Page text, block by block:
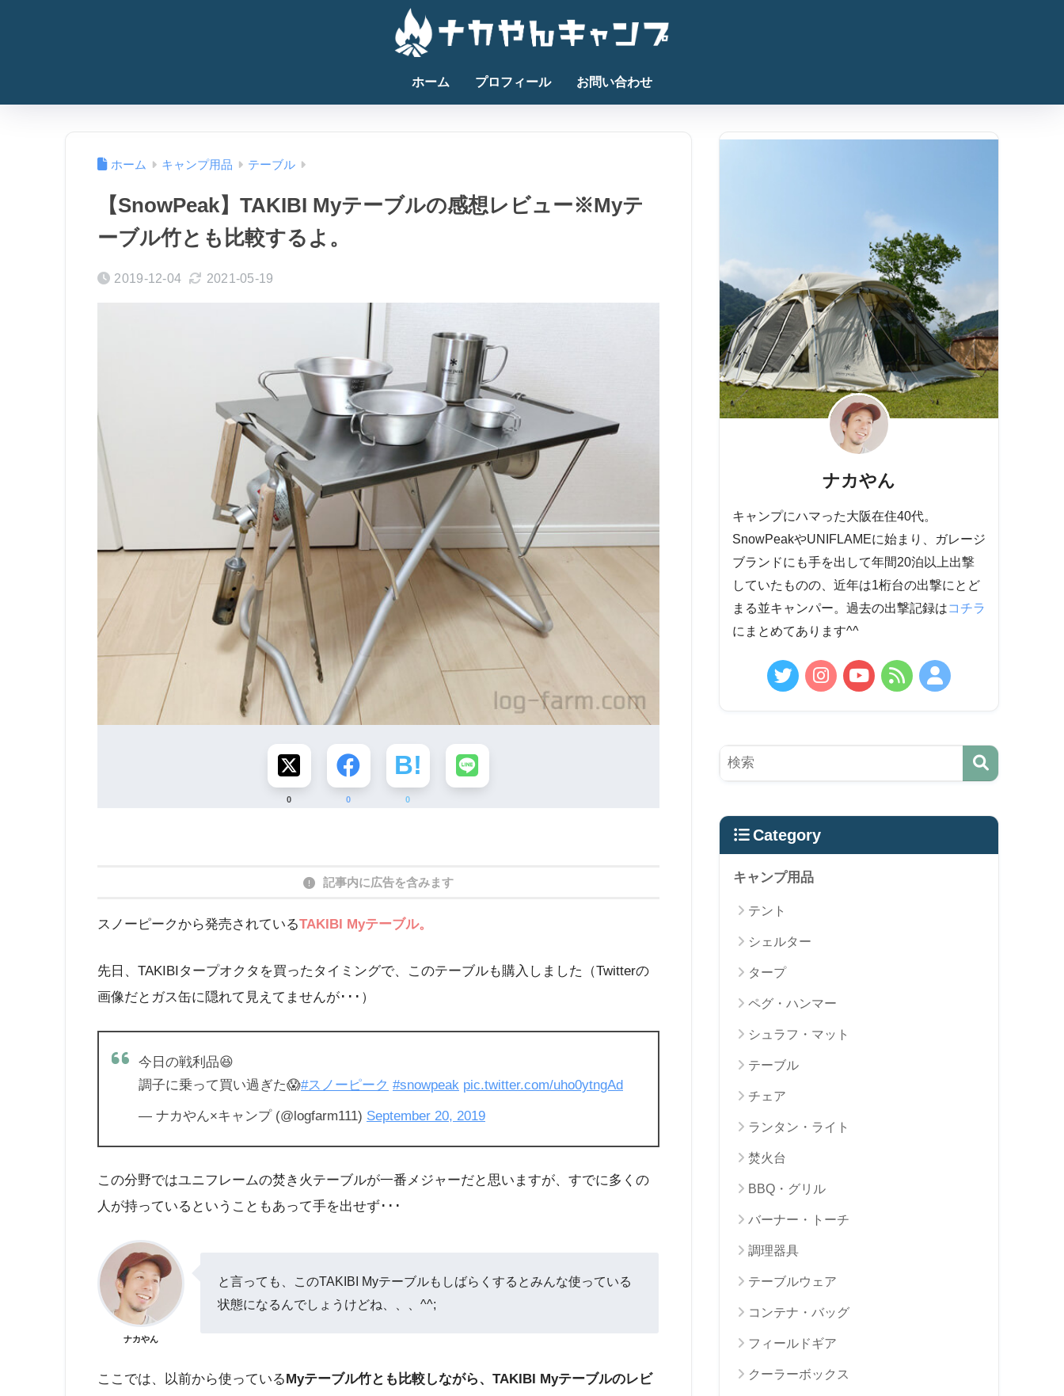
ホーム プロフィール お問い合わせ
ホーム キャンプ用品 テーブル
【SnowPeak】TAKIBI Myテーブルの感想レビュー※Myテ
ーブル竹とも比較するよ。
2019-12-04 2021-05-19
0 0 0
記事内に広告を含みます
スノーピークから発売されているTAKIBI Myテーブル。
先日、TAKIBIタープオクタを買ったタイミングで、このテーブルも購入しました（Twitterの
画像だとガス缶に隠れて見えてませんが･･･）
今日の戦利品😆
調子に乗って買い過ぎた😱#スノーピーク #snowpeak pic.twitter.com/uho0ytngAd
— ナカやん×キャンプ (@logfarm111) September 20, 2019
この分野ではユニフレームの焚き火テーブルが一番メジャーだと思いますが、すでに多くの
人が持っているということもあって手を出せず･･･
ナカやん
と言っても、このTAKIBI Myテーブルもしばらくするとみんな使っている
状態になるんでしょうけどね、、、^^;
ここでは、以前から使っているMyテーブル竹とも比較しながら、TAKIBI Myテーブルのレビ
ナカやん
キャンプにハマった大阪在住40代。
SnowPeakやUNIFLAMEに始まり、ガレージ
ブランドにも手を出して年間20泊以上出撃
していたものの、近年は1桁台の出撃にとど
まる並キャンパー。過去の出撃記録はコチラ
にまとめてあります^^
Category
キャンプ用品
テント
シェルター
タープ
ペグ・ハンマー
シュラフ・マット
テーブル
チェア
ランタン・ライト
焚火台
BBQ・グリル
バーナー・トーチ
調理器具
テーブルウェア
コンテナ・バッグ
フィールドギア
クーラーボックス